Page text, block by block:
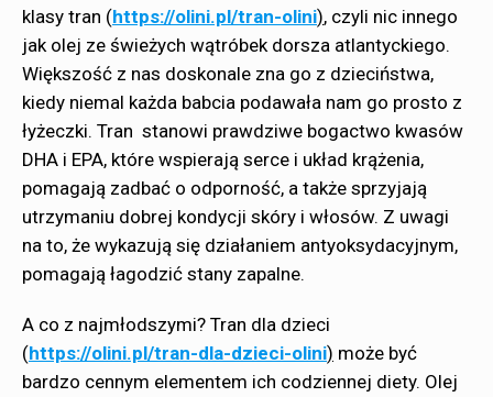
klasy tran (https://olini.pl/tran-olini), czyli nic innego
jak olej ze świeżych wątróbek dorsza atlantyckiego.
Większość z nas doskonale zna go z dzieciństwa,
kiedy niemal każda babcia podawała nam go prosto z
łyżeczki. Tran stanowi prawdziwe bogactwo kwasów
DHA i EPA, które wspierają serce i układ krążenia,
pomagają zadbać o odporność, a także sprzyjają
utrzymaniu dobrej kondycji skóry i włosów. Z uwagi
na to, że wykazują się działaniem antyoksydacyjnym,
pomagają łagodzić stany zapalne.
A co z najmłodszymi? Tran dla dzieci
(https://olini.pl/tran-dla-dzieci-olini) może być
bardzo cennym elementem ich codziennej diety. Olej